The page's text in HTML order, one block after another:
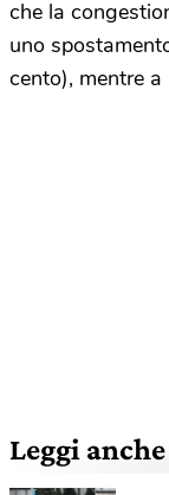
che la
uno
cento), mentre
Leggi anche